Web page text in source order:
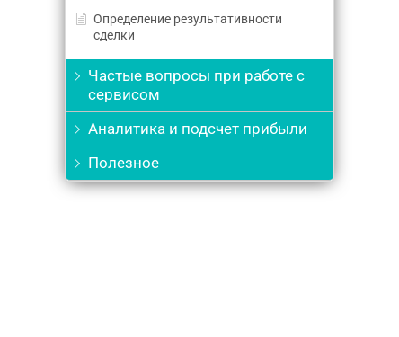
Определение результативности
сделки
Частые вопросы при работе с
сервисом
Аналитика и подсчет прибыли
Полезное